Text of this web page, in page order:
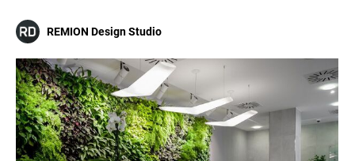
REMION Design Studio